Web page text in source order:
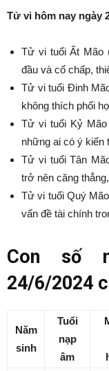
Tử vi hôm nay ngày
Tử vi tuổi Ất Mão
đầu và cố chấp,
Tử vi tuổi Đinh
không thích phối
Tử vi tuổi Kỷ
những ai có ý
Tử vi tuổi Tân
trở nên căng
Tử vi tuổi Quý
vấn đề tài chính
Con số
24/6/2024
Năm
sinh
Tuổi
nạp
âm